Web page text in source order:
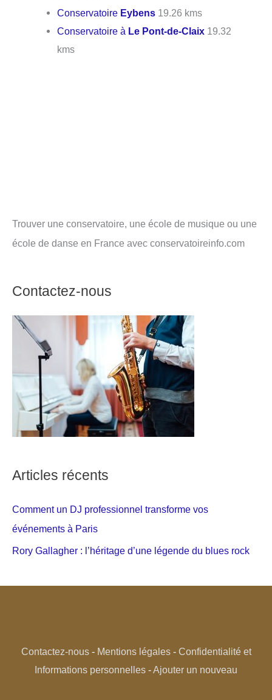
Conservatoire Eybens 19.26 kms
Conservatoire à Le Pont-de-Claix 19.32
kms
Trouver une conservatoire, une école de musique ou une
école de danse en France avec conservatoireinfo.com
Contactez-nous
Articles récents
Comment un DJ professionnel transforme vos
événements à Paris
Rory Gallagher : l’héritage d’une légende du blues rock
Contactez-nous- Mentions légales- Confidentialité et
Informations personnelles -Ajouter un nouveau